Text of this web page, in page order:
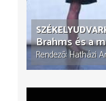
Brahms és a
Rendező Hatházi